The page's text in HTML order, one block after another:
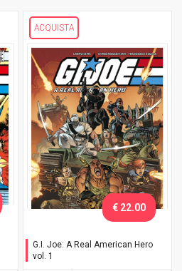
ACQUISTA
G.I. Joe: A Real American Hero
vol. 1
€ 22.00